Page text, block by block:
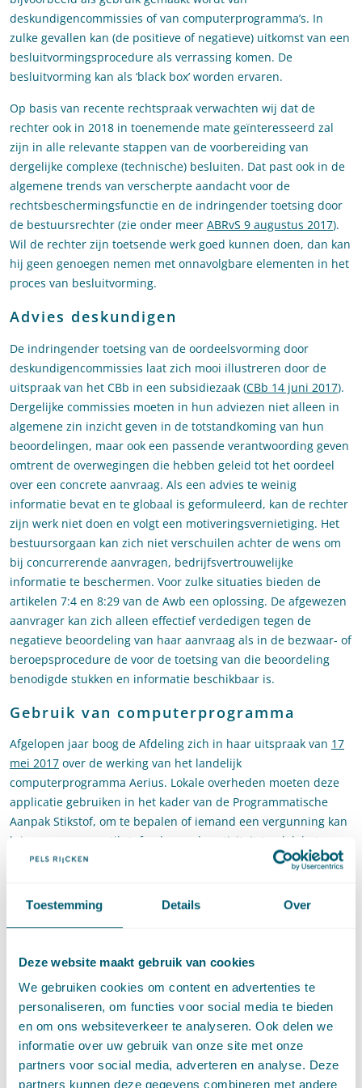
Toestemming Details Over
Deze website maakt gebruik van cookies
We gebruiken cookies om content en advertenties te
personaliseren, om functies voor social media te bieden
en om ons websiteverkeer te analyseren. Ook delen we
informatie over uw gebruik van onze site met onze
partners voor social media, adverteren en analyse. Deze
partners kunnen deze gegevens combineren met andere
deskundigencommissies of van computerprogramma’s. In
zulke gevallen kan (de positieve of negatieve) uitkomst van een
besluitvormingsprocedure als verrassing komen. De
besluitvorming kan als ‘black box’ worden ervaren.
Op basis van recente rechtspraak verwachten wij dat de
rechter ook in 2018 in toenemende mate geïnteresseerd zal
zijn in alle relevante stappen van de voorbereiding van
dergelijke complexe (technische) besluiten. Dat past ook in de
algemene trends van verscherpte aandacht voor de
rechtsbeschermingsfunctie en de indringender toetsing door
de bestuursrechter (zie onder meer ABRvS 9 augustus 2017).
Wil de rechter zijn toetsende werk goed kunnen doen, dan kan
hij geen genoegen nemen met onnavolgbare elementen in het
proces van besluitvorming.
Advies deskundigen
De indringender toetsing van de oordeelsvorming door
deskundigencommissies laat zich mooi illustreren door de
uitspraak van het CBb in een subsidiezaak (CBb 14 juni 2017).
Dergelijke commissies moeten in hun adviezen niet alleen in
algemene zin inzicht geven in de totstandkoming van hun
beoordelingen, maar ook een passende verantwoording geven
omtrent de overwegingen die hebben geleid tot het oordeel
over een concrete aanvraag. Als een advies te weinig
informatie bevat en te globaal is geformuleerd, kan de rechter
zijn werk niet doen en volgt een motiveringsvernietiging. Het
bestuursorgaan kan zich niet verschuilen achter de wens om
bij concurrerende aanvragen, bedrijfsvertrouwelijke
informatie te beschermen. Voor zulke situaties bieden de
artikelen 7:4 en 8:29 van de Awb een oplossing. De afgewezen
aanvrager kan zich alleen effectief verdedigen tegen de
negatieve beoordeling van haar aanvraag als in de bezwaar- of
beroepsprocedure de voor de toetsing van die beoordeling
benodigde stukken en informatie beschikbaar is.
Gebruik van computerprogramma
Afgelopen jaar boog de Afdeling zich in haar uitspraak van 17
mei 2017 over de werking van het landelijk
computerprogramma Aerius. Lokale overheden moeten deze
applicatie gebruiken in het kader van de Programmatische
Aanpak Stikstof, om te bepalen of iemand een vergunning kan
kringen voor een stikstofverhogende activiteit (veelal: het
uitbreiden van veehouderijen). De Afdeling formuleert een
nemen van besluiten (gedeeltelijk) wordt overgelaten aan een
controleerbaar is. De Afdeling overweegt dat bestuursorganen
moeten de bij het bouwen van de software gemaakte keuzes
en gebruikte gegevens en aannames tijdig, volledig en uit
eigen beweging openbaar maken, zodat deze ter discussie
gesteld, betwist en getoetst kunnen worden.